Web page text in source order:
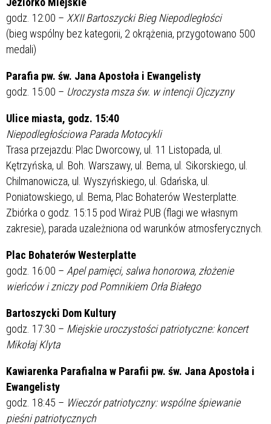
godz. 12:00 – XXII Bartoszycki Bieg Niepodległości
(bieg wspólny bez kategorii, 2 okrążenia, przygotowano 500
medali)
Parafia pw. św. Jana Apostoła i Ewangelisty
godz. 15:00 – Uroczysta msza św. w intencji Ojczyzny
Ulice miasta, godz. 15:40
Niepodległościowa Parada Motocykli
Trasa przejazdu: Plac Dworcowy, ul. 11 Listopada, ul.
Kętrzyńska, ul. Boh. Warszawy, ul. Bema, ul. Sikorskiego, ul.
Chilmanowicza, ul. Wyszyńskiego, ul. Gdańska, ul.
Poniatowskiego, ul. Bema, Plac Bohaterów Westerplatte.
Zbiórka o godz. 15:15 pod Wiraż PUB (flagi we własnym
zakresie), parada uzależniona od warunków atmosferycznych.
Plac Bohaterów Westerplatte
godz. 16:00 – Apel pamięci, salwa honorowa, złożenie
wieńców i zniczy pod Pomnikiem Orła Białego
Bartoszycki Dom Kultury
godz. 17:30 – Miejskie uroczystości patriotyczne: koncert
Mikołaj Klyta
Kawiarenka Parafialna w Parafii pw. św. Jana Apostoła i
Ewangelisty
godz. 18:45 – Wieczór patriotyczny: wspólne śpiewanie
pieśni patriotycznych